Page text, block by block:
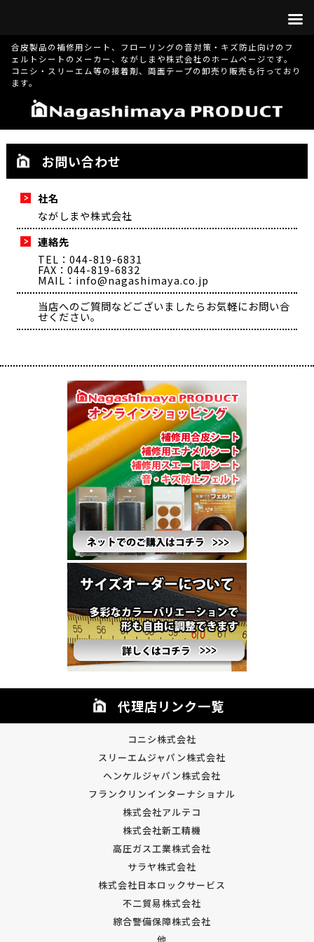
合皮製品の補修用シート、フローリングの音対策・キズ防止向けのフ
ェルトシートのメーカー、ながしまや株式会社のホームページです。
コニシ・スリーエム等の接着剤、両面テープの卸売り販売も行っており
ます。
お問い合わせ
社名
ながしまや株式会社
連絡先
TEL：044-819-6831
FAX：044-819-6832
MAIL：info@nagashimaya.co.jp
当店へのご質問などございましたらお気軽にお問い合
せください。
代理店リンク一覧
コニシ株式会社
スリーエムジャパン株式会社
ヘンケルジャパン株式会社
フランクリンインターナショナル
株式会社アルテコ
株式会社新工精機
高圧ガス工業株式会社
サラヤ株式会社
株式会社日本ロックサービス
不二貿易株式会社
綜合警備保障株式会社